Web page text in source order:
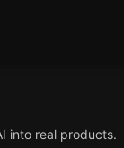
into real products.